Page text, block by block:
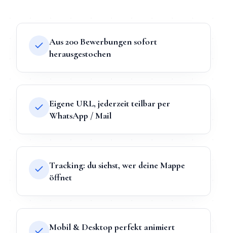
Aus 200 Bewerbungen sofort
herausgestochen
Eigene URL, jederzeit teilbar per
WhatsApp / Mail
Tracking: du siehst, wer deine Mappe
öffnet
Mobil & Desktop perfekt animiert